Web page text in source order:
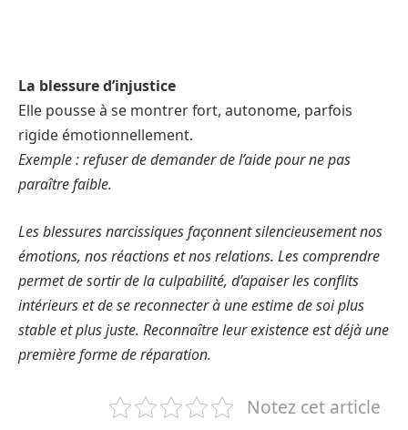
La blessure d’injustice
Elle pousse à se montrer fort, autonome, parfois
rigide émotionnellement.
Exemple : refuser de demander de l’aide pour ne pas
paraître faible.
Les blessures narcissiques façonnent silencieusement nos
émotions, nos réactions et nos relations. Les comprendre
permet de sortir de la culpabilité, d’apaiser les conflits
intérieurs et de se reconnecter à une estime de soi plus
stable et plus juste. Reconnaître leur existence est déjà une
première forme de réparation.
Notez cet article